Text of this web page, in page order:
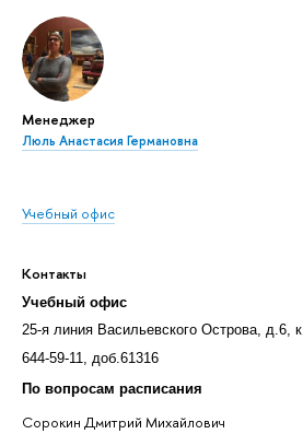
Менеджер
Люль Анастасия Германовна
Учебный офис
Контакты
Учебный офис
25-я линия Васильевского Острова, д.6,
644-59-11, доб.61316
По вопросам расписания
Сорокин Дмитрий Михайлович